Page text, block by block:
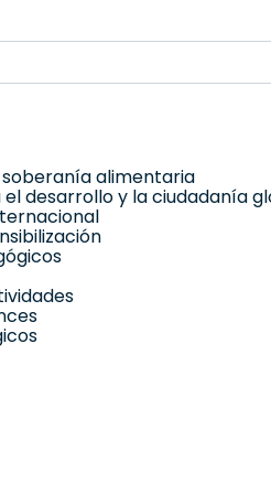
alimentaria
desarrollo y la ciudadanía